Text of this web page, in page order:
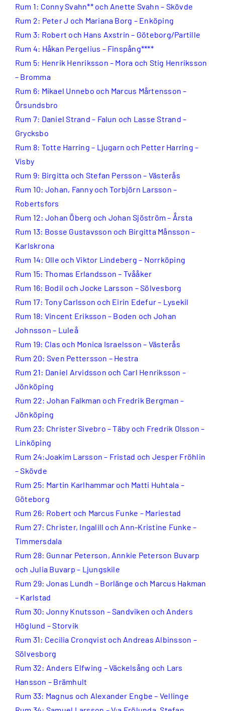
Rum 1: Conny Svahn** och Anette Svahn – Skövde
Rum 2: Peter J och Mariana Borg – Enköping
Rum 3: Robert och Hans Axstrin – Göteborg/Partille
Rum 4: Håkan Pergelius – Finspång****
Rum 5: Henrik Henriksson – Mora och Stig Henriksson
– Bromma
Rum 6: Mikael Unnebo och Marcus Mårtensson –
Örsundsbro
Rum 7: Daniel Strand – Falun och Lasse Strand –
Grycksbo
Rum 8: Totte Harring – Ljugarn och Petter Harring –
Visby
Rum 9: Birgitta och Stefan Persson – Västerås
Rum 10: Johan, Fanny och Torbjörn Larsson –
Robertsfors
Rum 12: Johan Öberg och Johan Sjöström – Årsta
Rum 13: Bosse Gustavsson och Birgitta Månsson –
Karlskrona
Rum 14: Olle och Viktor Lindeberg – Norrköping
Rum 15: Thomas Erlandsson – Tvååker
Rum 16: Bodil och Jocke Larsson – Sölvesborg
Rum 17: Tony Carlsson och Eirin Edefur – Lysekil
Rum 18: Vincent Eriksson – Boden och Johan
Johnsson – Luleå
Rum 19: Clas och Monica Israelsson – Västerås
Rum 20: Sven Pettersson – Hestra
Rum 21: Daniel Arvidsson och Carl Henriksson –
Jönköping
Rum 22: Johan Falkman och Fredrik Bergman –
Jönköping
Rum 23: Christer Sivebro – Täby och Fredrik Olsson –
Linköping
Rum 24:Joakim Larsson – Fristad och Jesper Fröhlin
– Skövde
Rum 25: Martin Karlhammar och Matti Huhtala –
Göteborg
Rum 26: Robert och Marcus Funke – Mariestad
Rum 27: Christer, Ingalill och Ann-Kristine Funke –
Timmersdala
Rum 28: Gunnar Peterson, Annkie Peterson Buvarp
och Julia Buvarp – Ljungskile
Rum 29: Jonas Lundh – Borlänge och Marcus Hakman
– Karlstad
Rum 30: Jonny Knutsson – Sandviken och Anders
Höglund – Storvik
Rum 31: Cecilia Cronqvist och Andreas Albinsson –
Sölvesborg
Rum 32: Anders Elfwing – Väckelsång och Lars
Hansson – Brämhult
Rum 33: Magnus och Alexander Engbe – Vellinge